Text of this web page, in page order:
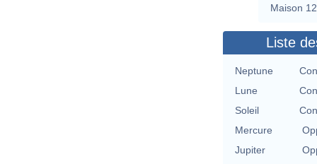
Maison 12
Liste
Neptune
Lune
Soleil
Mercure
Jupiter